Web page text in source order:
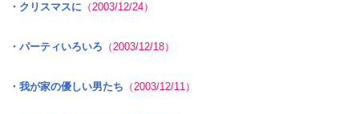
・クリスマスに（2003/12/24）
・パーティいろいろ （2003/12/18）
・我が家の優しい男たち （2003/12/11）